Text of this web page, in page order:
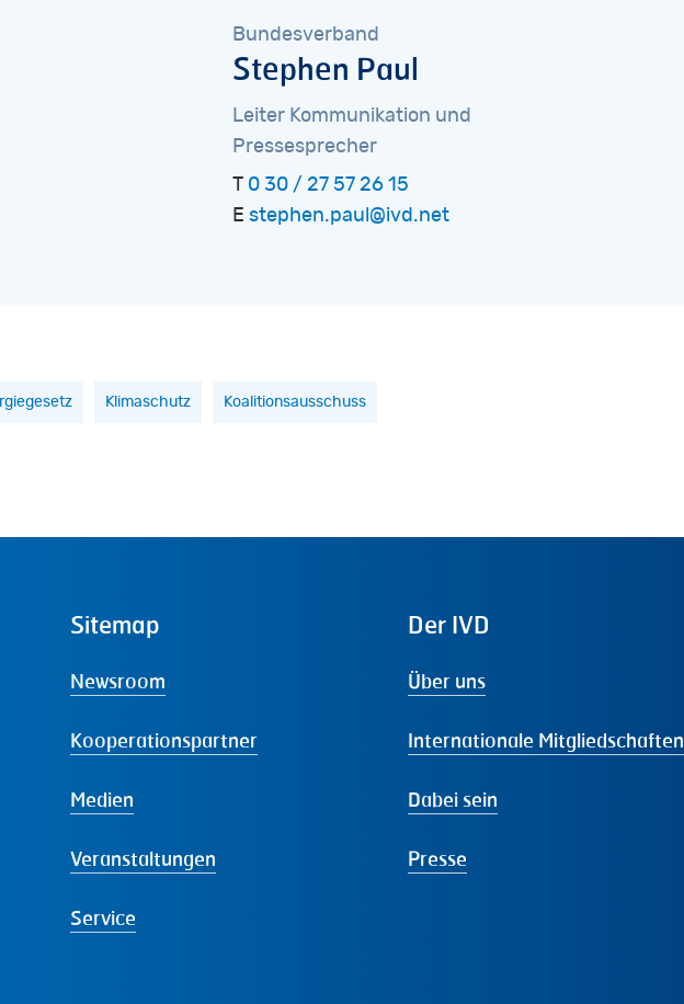
Bundesverband
Stephen Paul
Leiter Kommunikation und
Pressesprecher
T 0 30 / 27 57 26 15
E stephen.paul@ivd.net
Klimaschutz Koalitionsausschuss
Sitemap
Newsroom
Kooperationspartner
Medien
Veranstaltungen
Service
Der IVD
Über uns
Internationale Mitgliedschaften
Dabei sein
Presse